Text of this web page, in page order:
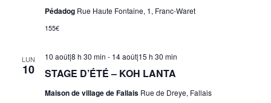
Pédadog Rue Haute Fontaine, 1, Franc-Waret
155€
LUN
10 STAGE D’ÉTÉ – KOH LANTA
10 août|8 h 30 min - 14 août|15 h 30 min
Maison de village de Fallais Rue de Dreye, Fallais